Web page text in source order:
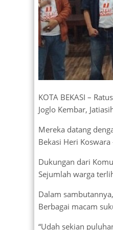
KOTA BEKASI –
Joglo Kembar,
Mereka datang
Bekasi Heri
Dukungan dari
Sejumlah warga
Dalam
Berbagai macam
“Udah sekian